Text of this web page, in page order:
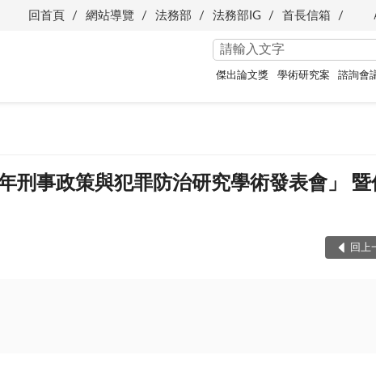
回首頁 網站導覽 法務部 法務部IG 首長信箱
傑出論文獎 學術研究案 諮詢會
刑事政策與犯罪防治研究學術發表會」
回上